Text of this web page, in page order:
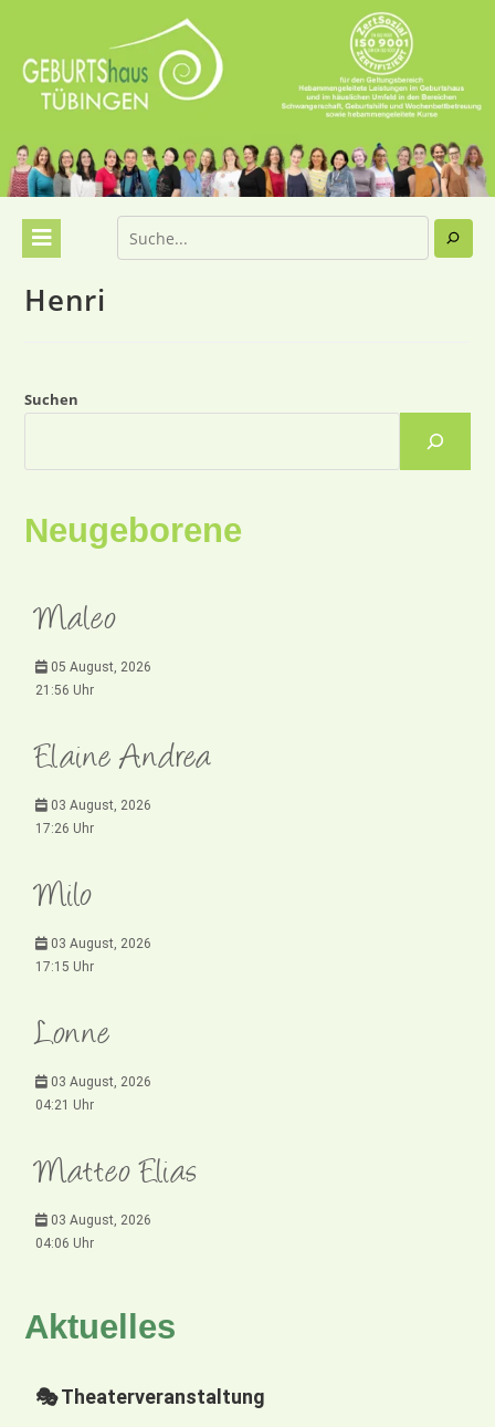
Henri
Suchen
Neugeborene
Maleo
05 August, 2026
21:56 Uhr
Elaine Andrea
03 August, 2026
17:26 Uhr
Milo
03 August, 2026
17:15 Uhr
Lonne
03 August, 2026
04:21 Uhr
Matteo Elias
03 August, 2026
04:06 Uhr
Aktuelles
🎭 Theaterveranstaltung